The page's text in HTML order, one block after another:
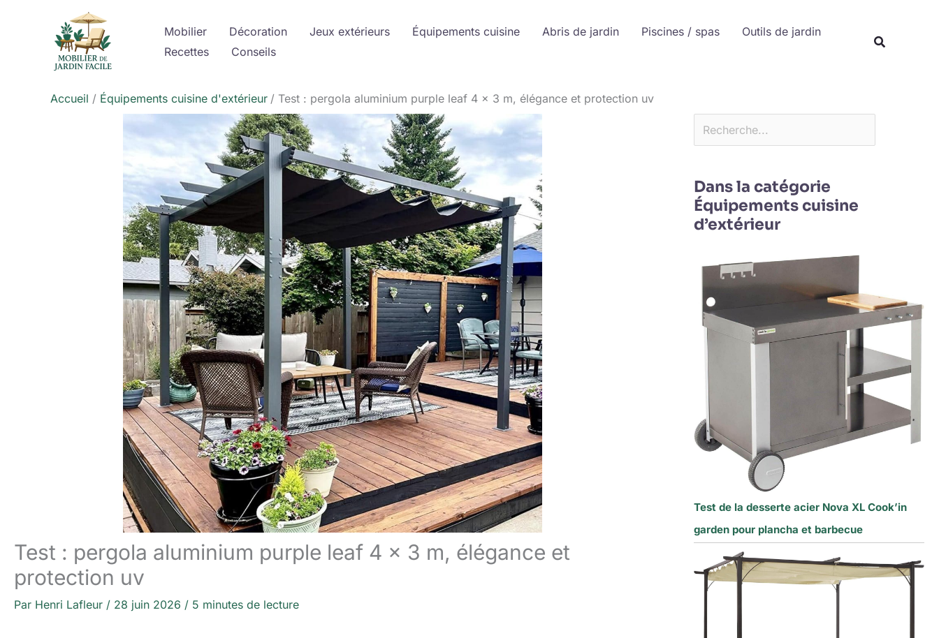
Mobilier Décoration Jeux extérieurs Équipements cuisine Abris de jardin Piscines / spas
Outils de jardin
Recettes
Conseils
Accueil Équipements cuisine d'extérieur Test : pergola aluminium purple leaf 4 x 3 m, élégance et protection uv
Test : pergola aluminium purple leaf 4 x 3 m, élégance et
protection uv
Par Henri Lafleur / 28 juin 2026 / 5 minutes de lecture
Dans la catégorie
Équipements cuisine
d’extérieur
Test de la desserte acier Nova XL Cook’in
garden pour plancha et barbecue